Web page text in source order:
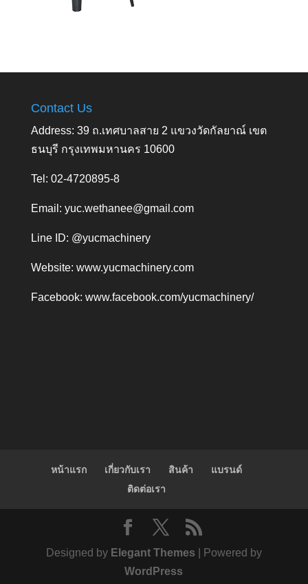
Contact Us
Address: 39 ถ.เทศบาลสาย 2 แขวงวัดกัลยาณ์ เขต
ธนบุรี กรุงเทพมหานคร 10600
Tel: 02-4720895-8
Email: yuc.wethanee@gmail.com
Line ID: @yucmachinery
Website: www.yucmachinery.com
Facebook: www.facebook.com/yucmachinery/
หน้าแรก เกี่ยวกับเรา สินค้า
แบรนด์
ติดต่อเรา
Designed by Elegant Themes | Powered by
WordPress